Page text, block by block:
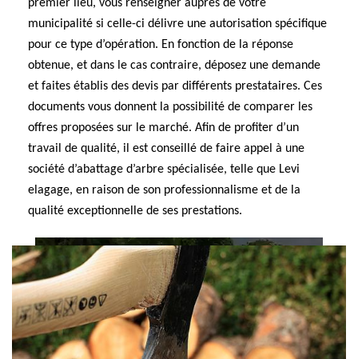
premier lieu, vous renseigner auprès de votre
municipalité si celle-ci délivre une autorisation spécifique
pour ce type d’opération. En fonction de la réponse
obtenue, et dans le cas contraire, déposez une demande
et faites établis des devis par différents prestataires. Ces
documents vous donnent la possibilité de comparer les
offres proposées sur le marché. Afin de profiter d’un
travail de qualité, il est conseillé de faire appel à une
société d’abattage d’arbre spécialisée, telle que Levi
elagage, en raison de son professionnalisme et de la
qualité exceptionnelle de ses prestations.